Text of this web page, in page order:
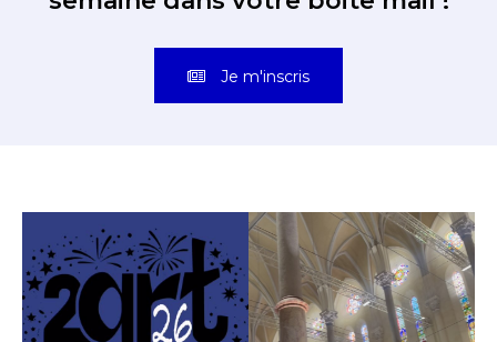
Je m'inscris